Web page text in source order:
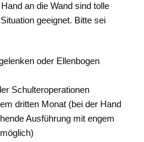
an die Wand sind tolle
geeignet. Bitte sei
oder Ellenbogen
Schulteroperationen
dritten Monat (bei der Hand
Ausführung mit engem